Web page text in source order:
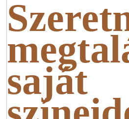
saját